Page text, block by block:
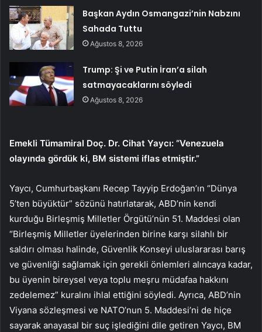
Başkan Aydın Osmangazi’nin Nabzını
Sahada Tuttu
Ağustos 8, 2026
Trump: Şi ve Putin İran’a silah
satmayacaklarını söyledi
Ağustos 8, 2026
Emekli Tümamiral Doç. Dr. Cihat Yaycı: “Venezuela
olayında gördük ki, BM sistemi iflas etmiştir.”
Yaycı, Cumhurbaşkanı Recep Tayyip Erdoğan’ın “Dünya
5’ten büyüktür” sözünü hatırlatarak, ABD’nin kendi
kurduğu Birleşmiş Milletler Örgütü’nün 51. Maddesi olan
“Birleşmiş Milletler üyelerinden birine karşı silahlı bir
saldırı olması halinde, Güvenlik Konseyi uluslararası barış
ve güvenliği sağlamak için gerekli önlemleri alıncaya kadar,
bu üyenin bireysel veya toplu meşru müdafaa hakkını
zedelemez” kuralını ihlal ettiğini söyledi. Ayrıca, ABD’nin
Viyana sözleşmesi ve NATO’nun 5. Maddesi’ni de hiçe
sayarak anayasal bir suç işlediğini dile getiren Yaycı, BM